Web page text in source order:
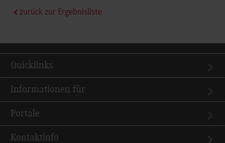
zurück zur Ergebnisliste
Quicklinks
Informationen für
Portale
Kontaktinfo